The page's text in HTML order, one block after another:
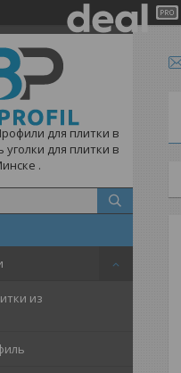
для плитки в
для плитки в
.
из